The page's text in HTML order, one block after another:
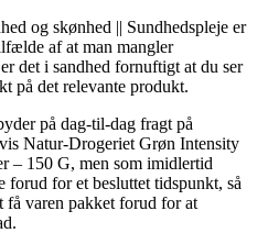
og skønhed || Sundhedspleje er
af at man mangler
det i sandhed fornuftigt at du ser
på det relevante produkt.
på dag-til-dag fragt på
Natur-Drogeriet Grøn Intensity
– 150 G, men som imidlertid
forud for et besluttet tidspunkt, så
få varen pakket forud for at